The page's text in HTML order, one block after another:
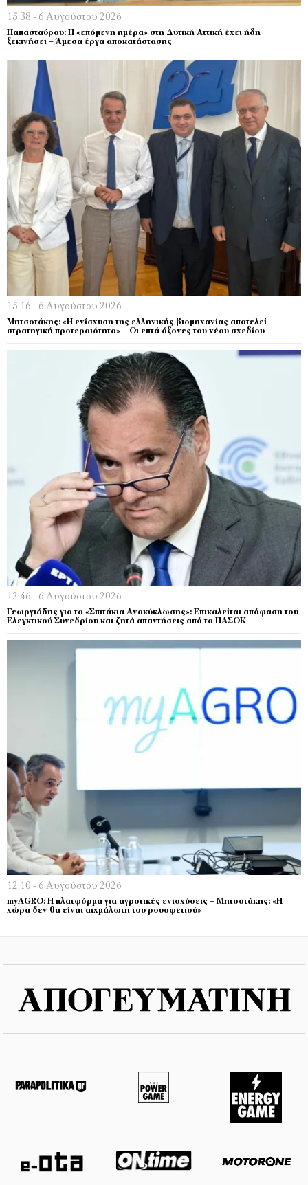
15:38 - 6 Αυγούστου 2026
Παπασταύρου: Η «επόμενη ημέρα» στη Δυτική Αττική έχει ήδη
ξεκινήσει – Άμεσα έργα αποκατάστασης
15:16 - 6 Αυγούστου 2026
Μητσοτάκης: «Η ενίσχυση της ελληνικής βιομηχανίας αποτελεί
στρατηγική προτεραιότητα» – Οι επτά άξονες του νέου σχεδίου
12:46 - 6 Αυγούστου 2026
Γεωργιάδης για τα «Σπιτάκια Ανακύκλωσης»: Επικαλείται απόφαση του
Ελεγκτικού Συνεδρίου και ζητά απαντήσεις από το ΠΑΣΟΚ
12:10 - 6 Αυγούστου 2026
myAGRO: Η πλατφόρμα για αγροτικές ενισχύσεις – Μητσοτάκης: «Η
χώρα δεν θα είναι αιχμάλωτη του ρουσφετιού»